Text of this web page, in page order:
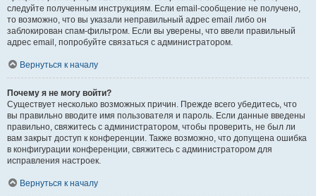
следуйте полученным инструкциям. Если email-сообщение не получено,
то возможно, что вы указали неправильный адрес email либо он
заблокирован спам-фильтром. Если вы уверены, что ввели правильный
адрес email, попробуйте связаться с администратором.
Вернуться к началу
Почему я не могу войти?
Существует несколько возможных причин. Прежде всего убедитесь, что
вы правильно вводите имя пользователя и пароль. Если данные введены
правильно, свяжитесь с администратором, чтобы проверить, не был ли
вам закрыт доступ к конференции. Также возможно, что допущена ошибка
в конфигурации конференции, свяжитесь с администратором для
исправления настроек.
Вернуться к началу